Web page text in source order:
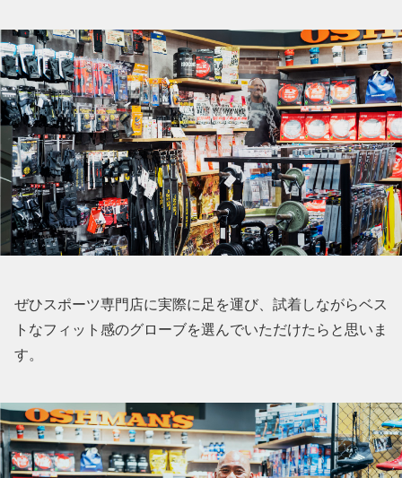
ぜひスポーツ専門店に実際に足を運び、試着しながらベス
トなフィット感のグローブを選んでいただけたらと思いま
す。